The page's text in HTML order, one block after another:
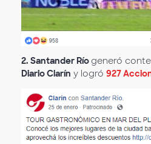
2. Santander Ríogeneró
Diario Clarín y logró 927